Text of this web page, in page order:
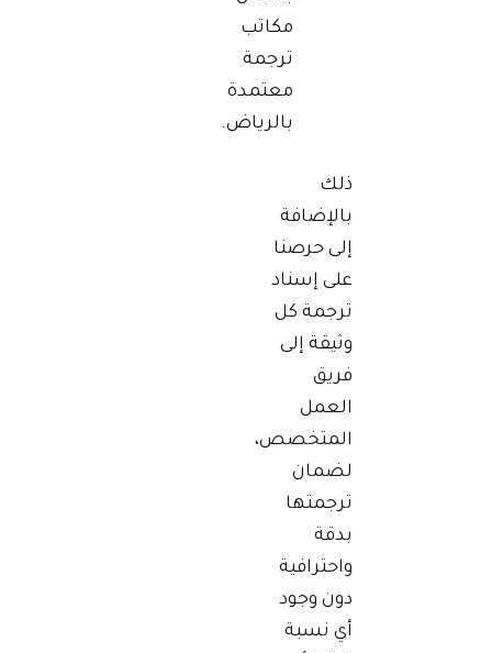
مكاتب
ترجمة
معتمدة
بالرياض.
ذلك
بالإضافة
إلى حرصنا
على إسناد
ترجمة كل
وثيقة إلى
فريق
العمل
المتخصص،
لضمان
ترجمتها
بدقة
واحترافية
دون وجود
أي نسبة